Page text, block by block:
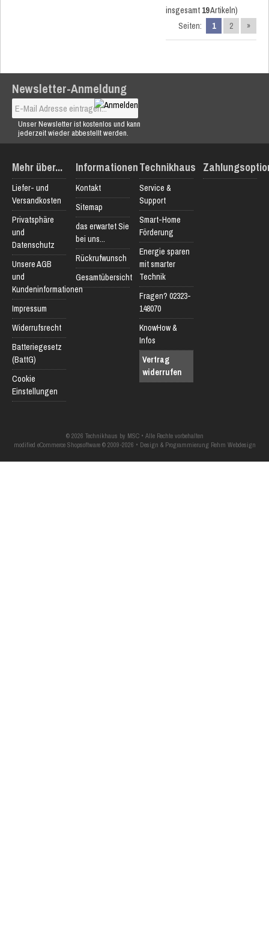
insgesamt 19Artikeln)
Seiten:
1 2 »
Newsletter-Anmeldung
Unser Newsletter ist kostenlos und kann
jederzeit wieder abbestellt werden.
Mehr über...
Liefer- und
Versandkosten
Privatsphäre
und
Datenschutz
Unsere AGB
und
Kundeninformationen
Impressum
Widerrufsrecht
Batteriegesetz
(BattG)
Cookie
Einstellungen
Informationen
Kontakt
Sitemap
das erwartet Sie
bei uns...
Rückrufwunsch
Gesamtübersicht
Technikhaus
Service &
Support
Smart-Home
Förderung
Energie sparen
mit smarter
Technik
Fragen? 02323-
148070
KnowHow &
Infos
Vertrag
widerrufen
© 2026 Technikhaus by MSC • Alle Rechte vorbehalten
modified eCommerce Shopsoftware © 2009-2026 • Design & Programmierung Rehm Webdesign